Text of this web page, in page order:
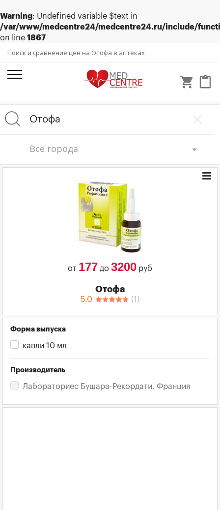
Warning: Undefined variable $text in
/var/www/medcentre24/medcentre24.ru/include/
on line 1867
Поиск и сравнение цен на Отофа в аптеках
shopping_cart content_paste
Все города
от 177 до 3200 руб
Отофа
5.0 (1 )
Форма выпуска
капли 10 мл
Производитель
Лабораториес Бушара-Рекордати, Франция